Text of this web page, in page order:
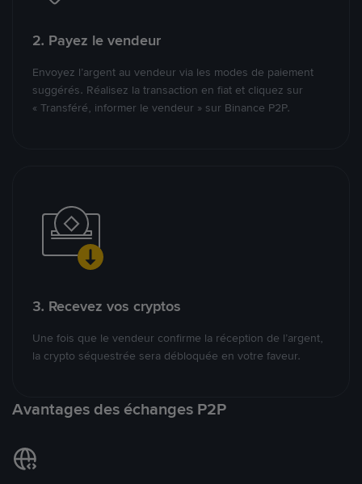
2. Payez le vendeur
Envoyez l’argent au vendeur via les modes de paiement
suggérés. Réalisez la transaction en fiat et cliquez sur
« Transféré, informer le vendeur » sur Binance P2P.
3. Recevez vos cryptos
Une fois que le vendeur confirme la réception de l’argent,
la crypto séquestrée sera débloquée en votre faveur.
Avantages des échanges P2P